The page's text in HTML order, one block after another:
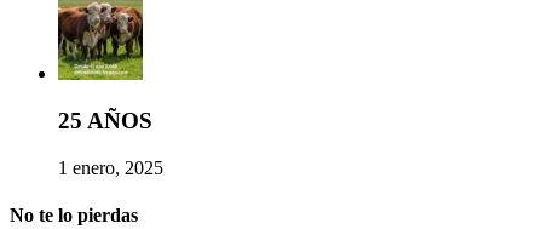
25 AÑOS
1 enero, 2025
No te lo pierdas